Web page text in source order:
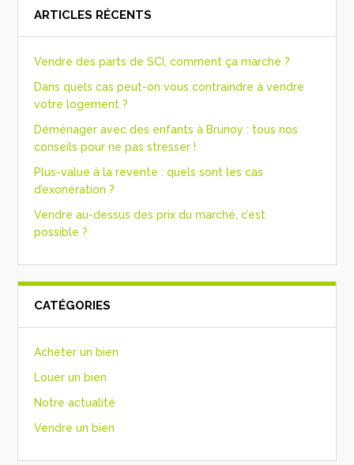
ARTICLES RÉCENTS
Vendre des parts de SCI, comment ça marche ?
Dans quels cas peut-on vous contraindre à vendre
votre logement ?
Déménager avec des enfants à Brunoy : tous nos
conseils pour ne pas stresser !
Plus-value à la revente : quels sont les cas
d’exonération ?
Vendre au-dessus des prix du marché, c’est
possible ?
CATÉGORIES
Acheter un bien
Louer un bien
Notre actualité
Vendre un bien